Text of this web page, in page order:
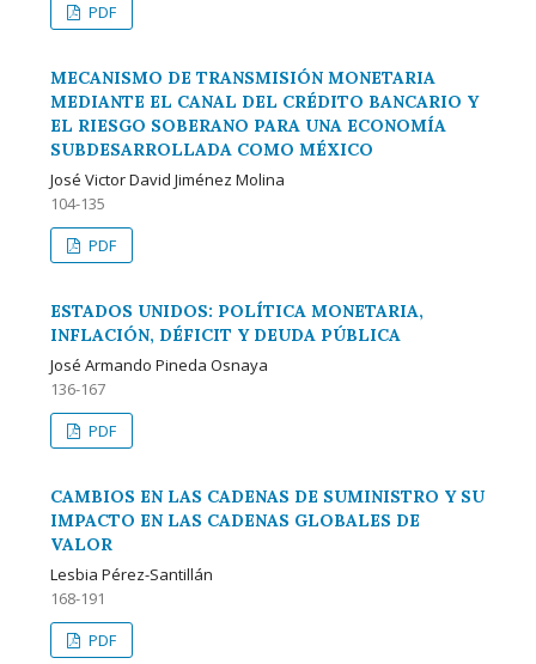
PDF
MECANISMO DE TRANSMISIÓN MONETARIA
MEDIANTE EL CANAL DEL CRÉDITO BANCARIO Y
EL RIESGO SOBERANO PARA UNA ECONOMÍA
SUBDESARROLLADA COMO MÉXICO
José Victor David Jiménez Molina
104-135
PDF
ESTADOS UNIDOS: POLÍTICA MONETARIA,
INFLACIÓN, DÉFICIT Y DEUDA PÚBLICA
José Armando Pineda Osnaya
136-167
PDF
CAMBIOS EN LAS CADENAS DE SUMINISTRO Y SU
IMPACTO EN LAS CADENAS GLOBALES DE
VALOR
Lesbia Pérez-Santillán
168-191
PDF